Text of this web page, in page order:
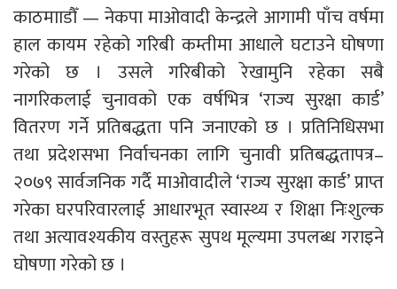
काठमााडौँ — नेकपा माओवादी केन्द्रले आगामी पाँच वर्षमा
हाल कायम रहेको गरिबी कम्तीमा आधाले घटाउने घोषणा
गरेको छ । उसले गरिबीको रेखामुनि रहेका सबै
नागरिकलाई चुनावको एक वर्षभित्र ‘राज्य सुरक्षा कार्ड’
वितरण गर्ने प्रतिबद्धता पनि जनाएको छ । प्रतिनिधिसभा
तथा प्रदेशसभा निर्वाचनका लागि चुनावी प्रतिबद्धतापत्र–
२०७९ सार्वजनिक गर्दै माओवादीले ‘राज्य सुरक्षा कार्ड’ प्राप्त
गरेका घरपरिवारलाई आधारभूत स्वास्थ्य र शिक्षा निःशुल्क
तथा अत्यावश्यकीय वस्तुहरू सुपथ मूल्यमा उपलब्ध गराइने
घोषणा गरेको छ ।